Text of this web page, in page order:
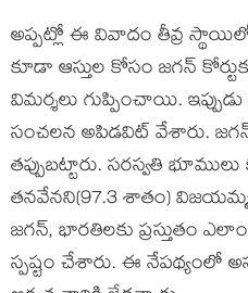
అప్ప‌ట్లో ఈ వివాదం తీవ్ర స్థాయిలో
కూడా ఆస్తుల కోసం జ‌గ‌న్
విమ‌ర్శ‌లు గుప్పించాయి.
సంచ‌ల‌న అపిడ‌విట్ వేశారు.
త‌ప్పుబ‌ట్టారు. స‌రస్వ‌తి
త‌న‌వేన‌ని(97.3 శాతం)
జ‌గ‌న్‌, భార‌తిల‌కు ప్రస్తుతం
స్ప‌ష్టం చేశారు. ఈ నేప‌థ్యంలో